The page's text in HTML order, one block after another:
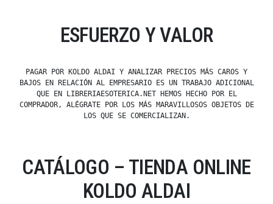
ESFUERZO Y VALOR
PAGAR POR KOLDO ALDAI Y ANALIZAR PRECIOS MÁS CAROS Y
BAJOS EN RELACIÓN AL EMPRESARIO ES UN TRABAJO ADICIONAL
QUE EN LIBRERIAESOTERICA.NET HEMOS HECHO POR EL
COMPRADOR, ALÉGRATE POR LOS MÁS MARAVILLOSOS OBJETOS DE
LOS QUE SE COMERCIALIZAN.
CATÁLOGO – TIENDA ONLINE
KOLDO ALDAI